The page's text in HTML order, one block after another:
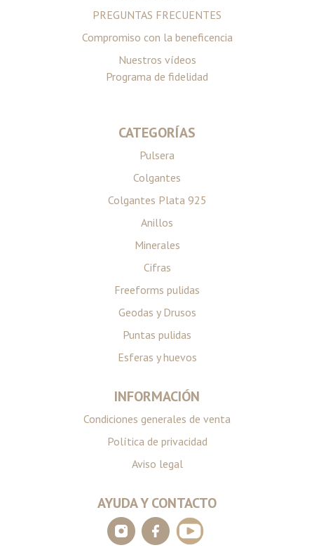
PREGUNTAS FRECUENTES
Compromiso con la beneficencia
Nuestros vídeos
Programa de fidelidad
CATEGORÍAS
Pulsera
Colgantes
Colgantes Plata 925
Anillos
Minerales
Cifras
Freeforms pulidas
Geodas y Drusos
Puntas pulidas
Esferas y huevos
INFORMACIÓN
Condiciones generales de venta
Política de privacidad
Aviso legal
AYUDA Y CONTACTO